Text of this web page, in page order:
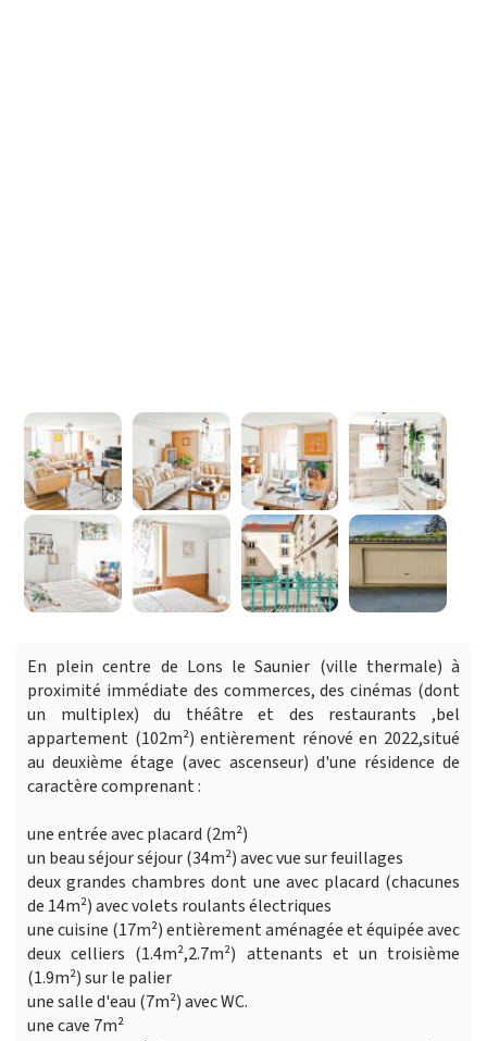
En plein centre de Lons le Saunier (ville thermale) à
proximité immédiate des commerces, des cinémas (dont
un multiplex) du théâtre et des restaurants ,bel
appartement (102m²) entièrement rénové en 2022,situé
au deuxième étage (avec ascenseur) d'une résidence de
caractère comprenant :
une entrée avec placard (2m²)
un beau séjour séjour (34m²) avec vue sur feuillages
deux grandes chambres dont une avec placard (chacunes
de 14m²) avec volets roulants électriques
une cuisine (17m²) entièrement aménagée et équipée avec
deux celliers (1.4m²,2.7m²) attenants et un troisième
(1.9m²) sur le palier
une salle d'eau (7m²) avec WC.
une cave 7m²